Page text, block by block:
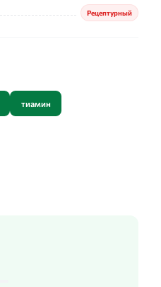
Рецептурный
тиамин